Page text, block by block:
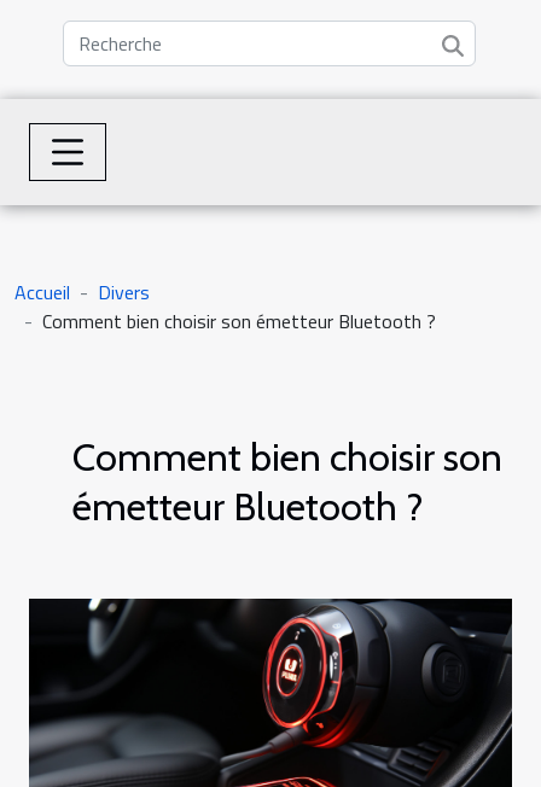
Accueil
Divers
Comment bien choisir son émetteur Bluetooth ?
Comment bien choisir son
émetteur Bluetooth ?